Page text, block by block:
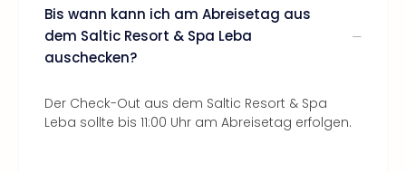
Bis wann kann ich am Abreisetag aus
dem Saltic Resort & Spa Leba
auschecken?
Der Check-Out aus dem Saltic Resort & Spa
Leba sollte bis 11:00 Uhr am Abreisetag erfolgen.